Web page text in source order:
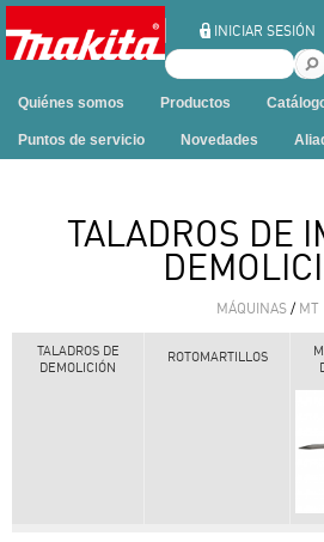
INICIAR SESIÓN
B
s
a
n
e
e
s
TALADROS DE
MÁQUINAS / MT
TALADROS DE
DEMOLICIÓN
ROTOMARTILLOS
Quiénes somos Productos
Puntos de servicio Novedades